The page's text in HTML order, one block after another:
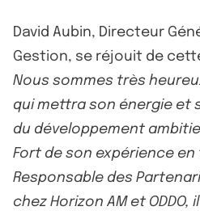
David Aubin, Directeur
Gestion, se réjouit de
Nous sommes très
qui mettra son énergie et
du développement
Fort de son expérience
Responsable des
chez Horizon AM et